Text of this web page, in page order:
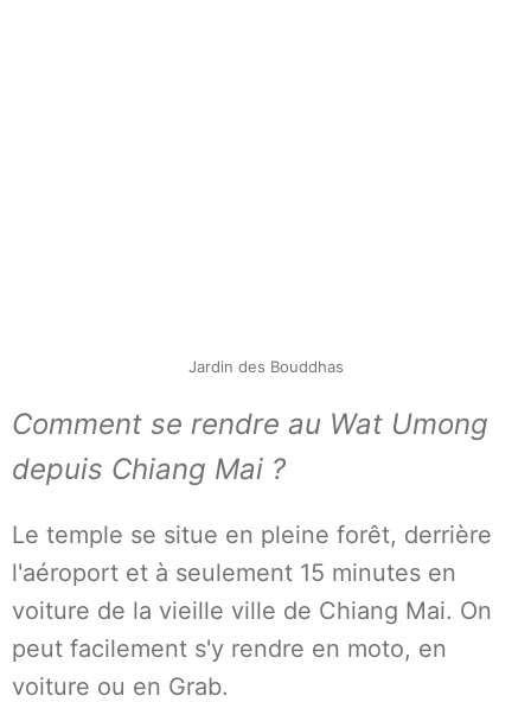
Jardin des Bouddhas
Comment se rendre au Wat Umong
depuis Chiang Mai ?
Le temple se situe en pleine forêt, derrière
l'aéroport et à seulement 15 minutes en
voiture de la vieille ville de Chiang Mai. On
peut facilement s'y rendre en moto, en
voiture ou en Grab.